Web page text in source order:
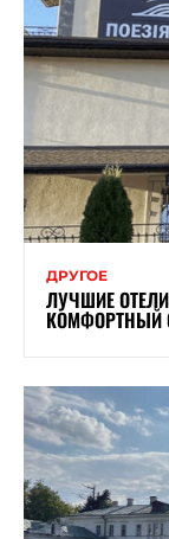
ДРУГОЕ
ЛУЧШИЕ
КОМФОРТНЫЙ